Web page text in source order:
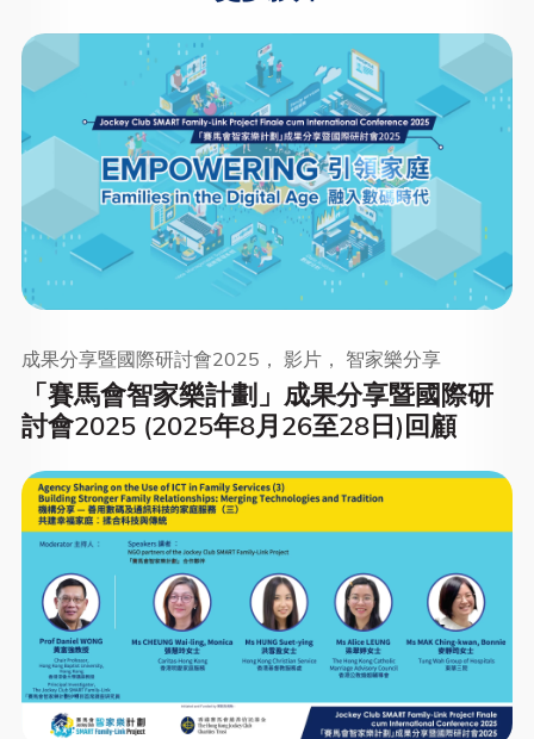
「賽馬會智家樂計劃」成果分享暨國際研
討會2025 (2025年8月26至28日)回顧
成果分享暨國際研討會2025， 影片， 智家樂分享